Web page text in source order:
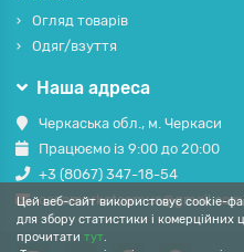
Цей веб-сайт використовує cookie-
для збору статистики і комерційних
прочитати тут.
Огляд товарів
Одяг/взуття
Наша адреса
Черкаська обл., м. Черкаси
Працюємо із 9:00 до 20:00
+3 (8067) 347-18-54
casamarketcomua@gmail.com